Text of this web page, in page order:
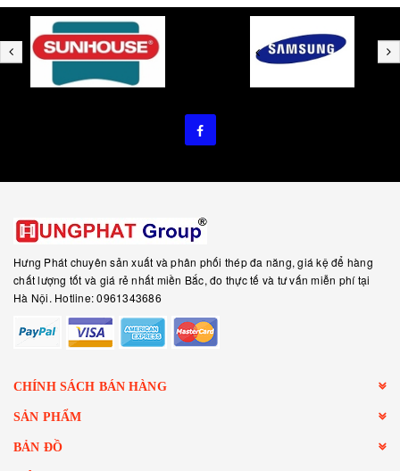
Hưng Phát chuyên sản xuất và phân phối thép đa năng, giá kệ để hàng
chất lượng tốt và giá rẻ nhất miền Bắc, đo thực tế và tư vấn miễn phí tại
Hà Nội. Hotline: 0961343686
CHÍNH SÁCH BÁN HÀNG
SẢN PHẨM
BẢN ĐỒ